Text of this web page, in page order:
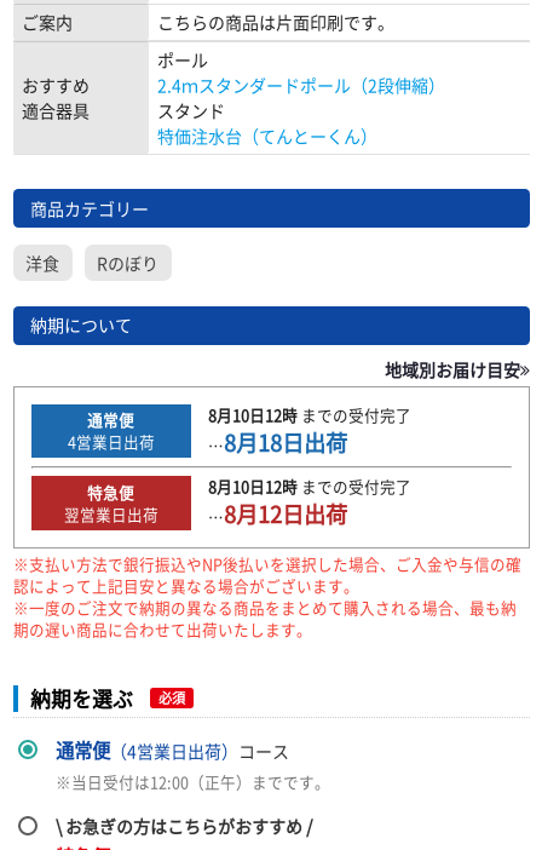
ご案内
こちらの商品は片面印刷です。
おすすめ
適合器具
ポール
2.4ｍスタンダードポール（2段伸縮）
スタンド
特価注水台（てんとーくん）
商品カテゴリー
洋食 Rのぼり
納期について
地域別お届け目安
通常便
4営業日出荷
8月10日12時までの受付完了
…8月18日出荷
特急便
翌営業日出荷
8月10日12時までの受付完了
…8月12日出荷
※支払い方法で銀行振込やNP後払いを選択した場合、ご入金や与信の確
認によって上記目安と異なる場合がございます。
※一度のご注文で納期の異なる商品をまとめて購入される場合、最も納
期の遅い商品に合わせて出荷いたします。
納期を選ぶ 必須
通常便（4営業日出荷） コース
※当日受付は12:00（正午）までです。
\ お急ぎの方はこちらがおすすめ /